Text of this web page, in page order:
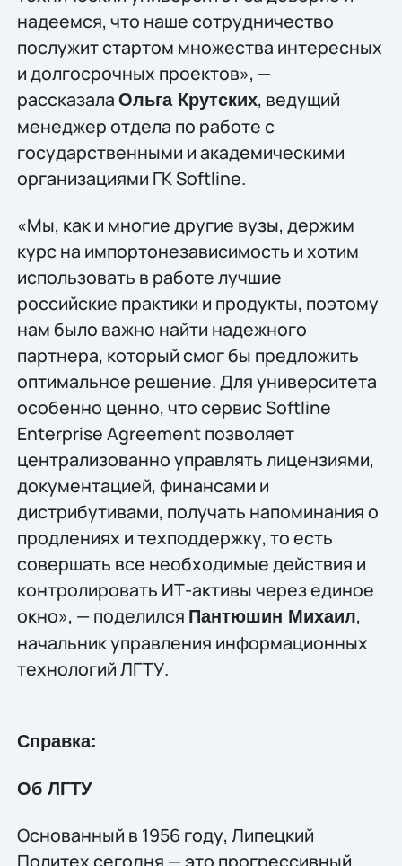
надеемся, что наше сотрудничество
послужит стартом множества интересных
и долгосрочных проектов», —
рассказала Ольга Крутских, ведущий
менеджер отдела по работе с
государственными и академическими
организациями ГК Softline.
«Мы, как и многие другие вузы, держим
курс на импортонезависимость и хотим
использовать в работе лучшие
российские практики и продукты, поэтому
нам было важно найти надежного
партнера, который смог бы предложить
оптимальное решение. Для университета
особенно ценно, что сервис Softline
Enterprise Agreement позволяет
централизованно управлять лицензиями,
документацией, финансами и
дистрибутивами, получать напоминания о
продлениях и техподдержку, то есть
совершать все необходимые действия и
контролировать ИТ-активы через единое
окно», — поделился Пантюшин Михаил,
начальник управления информационных
технологий ЛГТУ.
Справка:
Об ЛГТУ
Основанный в 1956 году, Липецкий
Политех сегодня — это прогрессивный